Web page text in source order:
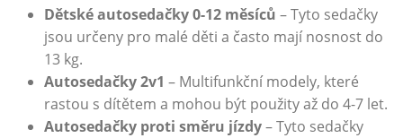
Dětské autosedačky 0-12 měsíců – Tyto sedačky
jsou určeny pro malé děti a často mají nosnost do
13 kg.
Autosedačky 2v1 – Multifunkční modely, které
rastou s dítětem a mohou být použity až do 4-7 let.
Autosedačky proti směru jízdy– Tyto sedačky